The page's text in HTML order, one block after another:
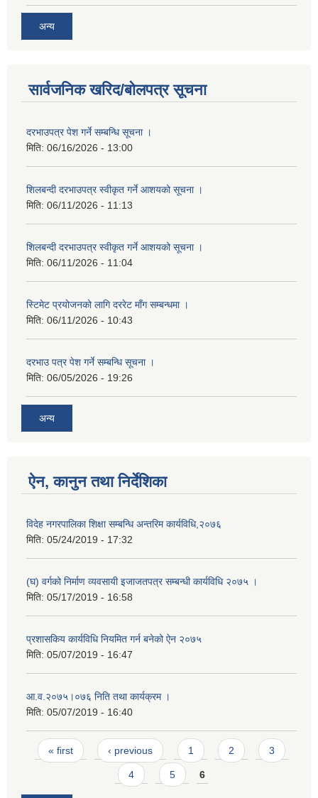
अन्य
सार्वजनिक खरिद/बोलपत्र सूचना
दरभाउपत्र पेश गर्ने सम्बन्धि सूचना ।
मिति: 06/16/2026 - 13:00
शिलबन्दी दरभाउपत्र स्वीकृत गर्ने आशयको सूचना ।
मिति: 06/11/2026 - 11:13
शिलबन्दी दरभाउपत्र स्वीकृत गर्ने आशयको सूचना ।
मिति: 06/11/2026 - 11:04
स्टिमेट प्रयोजनको लागि दररेट माँग सम्बन्धमा ।
मिति: 06/11/2026 - 10:43
दरभाउ पत्र पेश गर्ने सम्बन्धि सूचना ।
मिति: 06/05/2026 - 19:26
अन्य
ऐन, कानुन तथा निर्देशिका
विदेह नगरपालिका शिक्षा सम्बन्धि अन्तरिम कार्यविधि,२०७६
मिति: 05/24/2019 - 17:32
(घ) वर्गको निर्माण व्यवसायी इजाजतपत्र सम्बन्धी कार्यविधि २०७५ ।
मिति: 05/17/2019 - 16:58
प्रशासकिय कार्यविधि नियमित गर्न बनेको ऐन २०७५
मिति: 05/07/2019 - 16:47
आ.व.२०७५।०७६ निति तथा कार्यक्रम ।
मिति: 05/07/2019 - 16:40
Pages
« first ‹ previous 1 2 3
4 5 6